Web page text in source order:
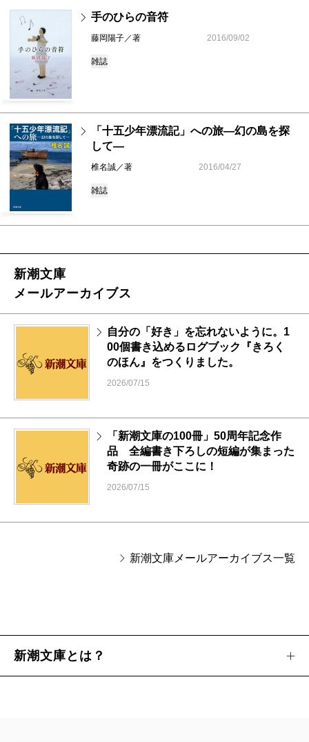
手のひらの音符
藤岡陽子／著 2016/09/02
雑誌
「十五少年漂流記」への旅―幻の島を探
して―
椎名誠／著 2016/04/27
雑誌
新潮文庫
メールアーカイブス
自分の「好き」を忘れないように。1
00個書き込めるログブック『きろく
のほん』をつくりました。
2026/07/15
「新潮文庫の100冊」50周年記念作
品 全編書き下ろしの短編が集まった
奇跡の一冊がここに！
2026/07/15
新潮文庫メールアーカイブス一覧
新潮文庫とは？